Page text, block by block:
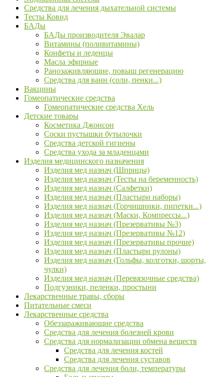
Средства для лечения дыхательной системы
Тесты Ковид
БАДы
БАДы производителя Эвалар
Витамины (поливитамины)
Конфеты и леденцы
Масла эфирные
Ранозаживляющие, повыш регенерацию
Средства для ванн (соли, пенки...)
Вакцины
Гомеопатические средства
Гомеопатические средства Хель
Детские товары
Косметика Джонсон
Соски пустышки бутылочки
Средства детской гигиены
Средства ухода за младенцами
Изделия медицинского назначения
Изделия мед назнач (Шприцы)
Изделия мед назнач (Тесты на беременность)
Изделия мед назнач (Салфетки)
Изделия мед назнач (Пластыри наборы)
Изделия мед назнач (Горчишники, пипетки...)
Изделия мед назнач (Маски, Компрессы...)
Изделия мед назнач (Презервативы №3)
Изделия мед назнач (Презервативы №12)
Изделия мед назнач (Презервативы прочие)
Изделия мед назнач (Пластыри рулоны)
Изделия мед назнач (Гольфы, колготки, шорты,
чулки)
Изделия мед назнач (Перевязочные средства)
Подгузники, пеленки, простыни
Лекарственные травы, сборы
Питательные смеси
Лекарственные средства
Обеззараживающие средства
Средства для лечения болезней крови
Средства для нормализации обмена веществ
Средства для лечения костей
Средства для лечения суставов
Средства для лечения боли, температуры